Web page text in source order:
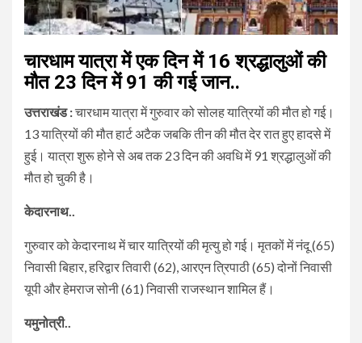
चारधाम यात्रा में एक दिन में 16 श्रद्धालुओं की
मौत 23 दिन में 91 की गई जान..
उत्तराखंड :चारधाम यात्रा में गुरुवार को सोलह यात्रियों की मौत हो गई।
13 यात्रियों की मौत हार्ट अटैक जबकि तीन की मौत देर रात हुए हादसे में
हुई। यात्रा शुरू होने से अब तक 23 दिन की अवधि में 91 श्रद्धालुओं की
मौत हो चुकी है।
केदारनाथ..
गुरुवार को केदारनाथ में चार यात्रियों की मृत्यु हो गई। मृतकों में नंदू (65)
निवासी बिहार, हरिद्वार तिवारी (62), आरएन त्रिपाठी (65) दोनों निवासी
यूपी और हेमराज सोनी (61) निवासी राजस्थान शामिल हैं।
यमुनोत्री..